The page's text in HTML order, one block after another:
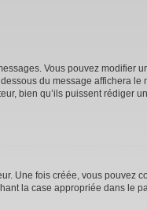
Vous pouvez modifier
du message affichera
bien qu’ils puissent
Une fois créée, vous pouvez
la case appropriée dans le